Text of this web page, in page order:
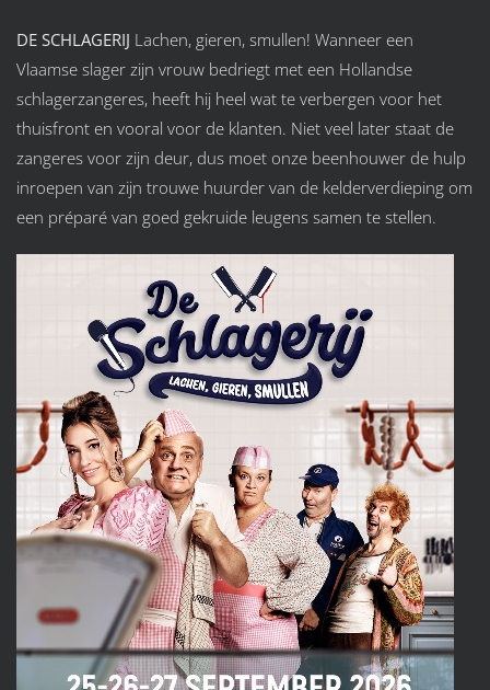
DE SCHLAGERIJ Lachen, gieren, smullen! Wanneer een
Vlaamse slager zijn vrouw bedriegt met een Hollandse
schlagerzangeres, heeft hij heel wat te verbergen voor het
thuisfront en vooral voor de klanten. Niet veel later staat de
zangeres voor zijn deur, dus moet onze beenhouwer de hulp
inroepen van zijn trouwe huurder van de kelderverdieping om
een préparé van goed gekruide leugens samen te stellen.